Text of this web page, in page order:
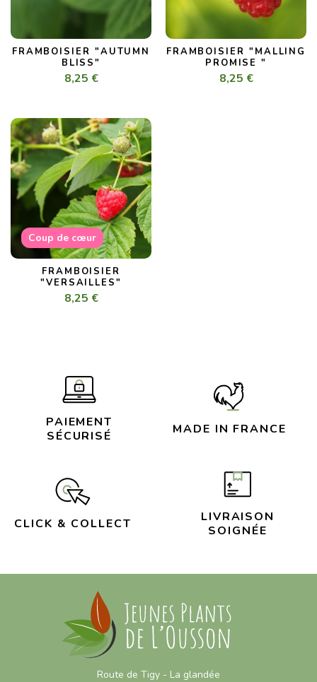
FRAMBOISIER "AUTUMN
BLISS"
8,25 €
FRAMBOISIER "MALLING
PROMISE "
8,25 €
Coup de cœur
FRAMBOISIER
"VERSAILLES"
8,25 €
PAIEMENT
SÉCURISÉ
MADE IN FRANCE
CLICK & COLLECT
LIVRAISON
SOIGNÉE
Route de Tigy - La glandée